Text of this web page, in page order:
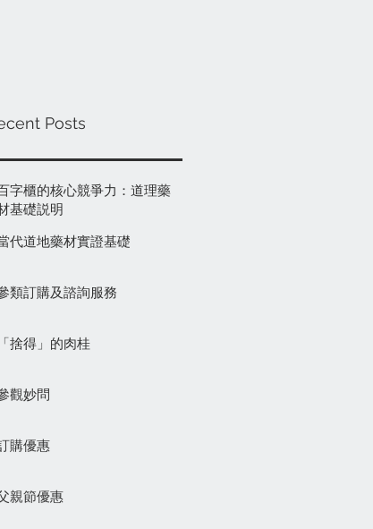
Posts
字櫃的核心競爭力：道理藥
基礎説明
代道地藥材實證基礎
類訂購及諮詢服務
「捨得」的肉桂
觀妙問
購優惠
親節優惠